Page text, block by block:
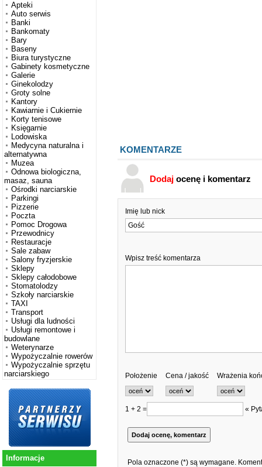
Apteki
Auto serwis
Banki
Bankomaty
Bary
Baseny
Biura turystyczne
Gabinety kosmetyczne
Galerie
Ginekolodzy
Groty solne
Kantory
Kawiarnie i Cukiernie
Korty tenisowe
Księgarnie
Lodowiska
Medycyna naturalna i
alternatywna
Muzea
Odnowa biologiczna,
masaz, sauna
Ośrodki narciarskie
Parkingi
Pizzerie
Poczta
Pomoc Drogowa
Przewodnicy
Restauracje
Sale zabaw
Salony fryzjerskie
Sklepy
Sklepy całodobowe
Stomatolodzy
Szkoły narciarskie
TAXI
Transport
Usługi dla ludności
Usługi remontowe i
budowlane
Weterynarze
Wypożyczalnie rowerów
Wypożyczalnie sprzętu
narciarskiego
Informacje
KOMENTARZE
Dodaj ocenę i komentarz
Imię lub nick
Wpisz treść komentarza
Położenie Cena / jakość Wrażenia
1 + 2 = «
Pola oznaczone (*) są wymagane.